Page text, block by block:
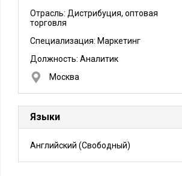
Отрасль: Дистрибуция, оптовая
торговля
Специализация: Маркетинг
Должность: Аналитик
Москва
Языки
Английский (Свободный)